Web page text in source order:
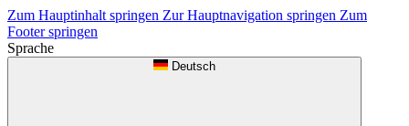
Zum Hauptinhalt springen Zur Hauptnavigation springen Zum
Footer springen
Sprache
Deutsch